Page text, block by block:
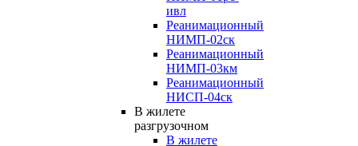
ивл
Реанимационный
НИМП-02ск
Реанимационный
НИМП-03км
Реанимационный
НИСП-04ск
В жилете
разгрузочном
В жилете